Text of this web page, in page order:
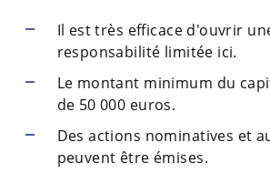
Il est très efficace d'ouvrir
responsabilité limitée ici.
Le montant minimum du
de 50 000 euros.
Des actions nominatives et
peuvent être émises.